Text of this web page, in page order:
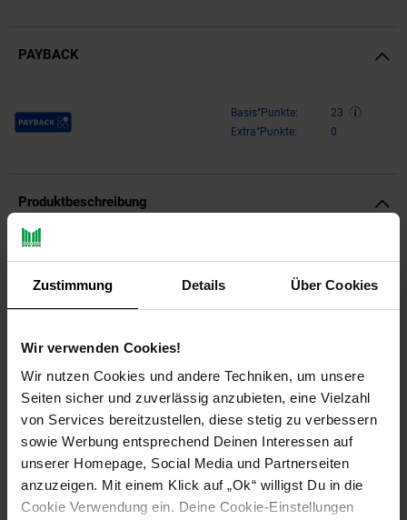
Zustimmung Details Über Cookies
Wir verwenden Cookies!
Wir nutzen Cookies und andere Techniken, um unsere
Seiten sicher und zuverlässig anzubieten, eine Vielzahl
von Services bereitzustellen, diese stetig zu verbessern
sowie Werbung entsprechend Deinen Interessen auf
unserer Homepage, Social Media und Partnerseiten
anzuzeigen. Mit einem Klick auf „Ok“ willigst Du in die
Cookie Verwendung ein. Deine Cookie-Einstellungen
PAYBACK
Payback Punkte Basis°Punkte:
23
Extra°Punkte:
0
Produktbeschreibung
HP 308 2er-Pack Schwarz/Cyan/Magenta/Gelb Original
zuverlässige Lösung für Ihre Druckbedürfnisse mit dem HP
308 2er-Pack Original Druckerpatronen. Dieses hochwertige
Leistung, um Ihre Dokumente und Fotos in lebendigen Farben
und gestochen scharfer Qualität zu drucken. Ideal für den
Einsatz zu Hause oder in kleinen Büros, sorgt diese Patronen-
Kombipackung für konsistente Ergebnisse, auf die Sie sich
verlassen können.Hochwertige Druckqualität und EffizienzMit
den original HP Druckerpatronen erzielen Sie beeindruckende
Druckergebnisse. Die schwarzen Patronen verwenden Tinte
auf Pigmentbasis, was für langlebige, wasserfeste und
schmutzresistente Ausdrucke sorgt. Die Farbtinten basieren